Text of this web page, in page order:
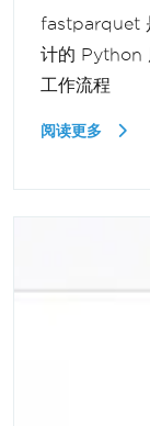
fastparquet
计的 Python
工作流程
阅读更多